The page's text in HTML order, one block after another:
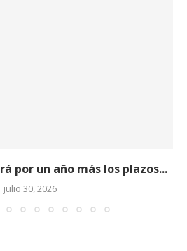
por un año más los plazos...
julio 30, 2026